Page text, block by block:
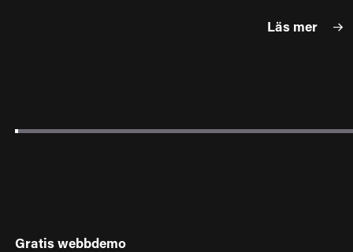
Läs mer
Gratis webbdemo